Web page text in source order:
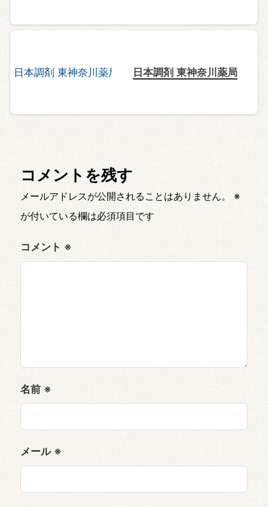
日本調剤 東神奈川薬局
コメントを残す
メールアドレスが公開されることはありません。
※
が付いている欄は必須項目です
コメント ※
名前 ※
メール ※